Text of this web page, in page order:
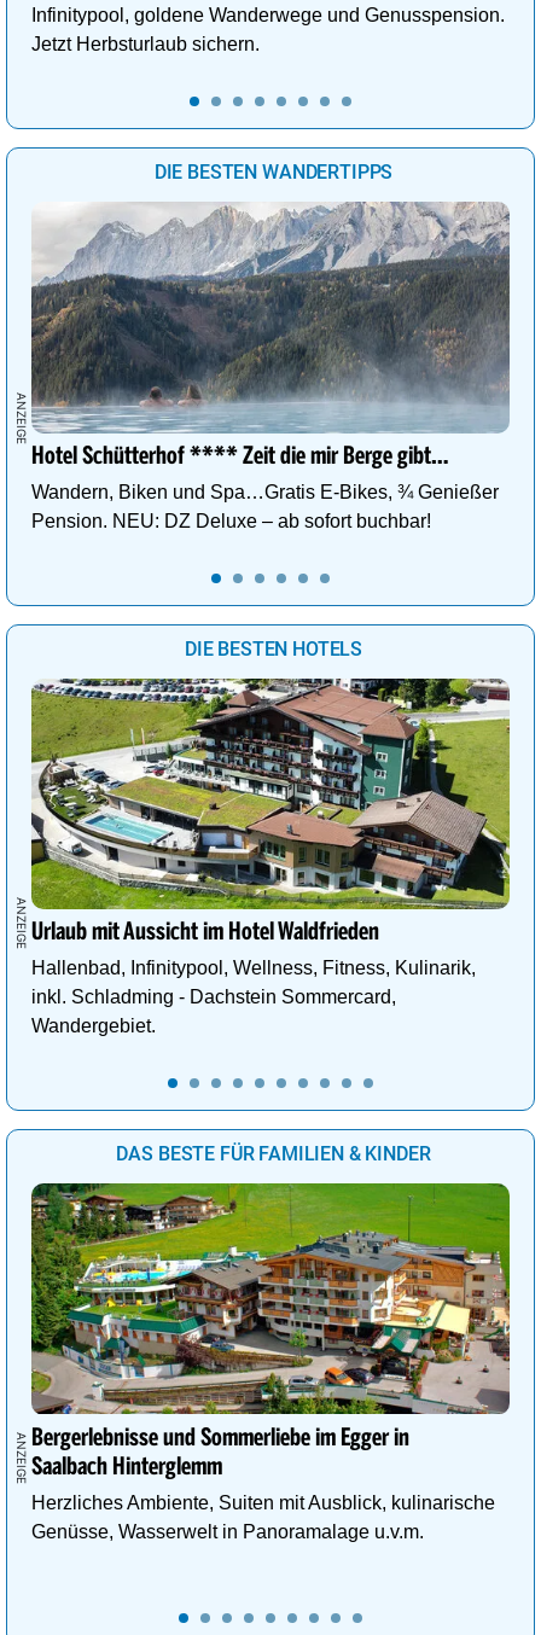
Infinitypool, goldene Wanderwege und Genusspension.
Jetzt Herbsturlaub sichern.
DIE BESTEN WANDERTIPPS
Hotel Schütterhof **** Zeit die mir Berge gibt…
Wandern, Biken und Spa…Gratis E-Bikes, ¾ Genießer
Pension. NEU: DZ Deluxe – ab sofort buchbar!
DIE BESTEN HOTELS
Urlaub mit Aussicht im Hotel Waldfrieden
Hallenbad, Infinitypool, Wellness, Fitness, Kulinarik,
inkl. Schladming - Dachstein Sommercard,
Wandergebiet.
DAS BESTE FÜR FAMILIEN & KINDER
Bergerlebnisse und Sommerliebe im Egger in
Saalbach Hinterglemm
Herzliches Ambiente, Suiten mit Ausblick, kulinarische
Genüsse, Wasserwelt in Panoramalage u.v.m.